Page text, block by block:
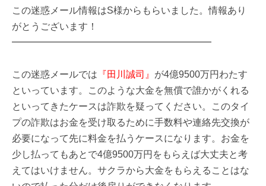
この迷惑メール情報はS様からもらいました。情報あり
がとうございます！
━━━━━━━━━━━━━━━━━━━━━
この迷惑メールでは 『田川誠司』 が4億9500万円わたす
といっています。このような大金を無償で誰かがくれる
といってきたケースは詐欺を疑ってください。このタイ
プの詐欺はお金を受け取るために手数料や連絡先交換が
必要になって先に料金を払うケースになります。お金を
少し払ってもあとで4億9500万円をもらえば大丈夫と考
えてはいけません。サクラから大金をもらえることはな